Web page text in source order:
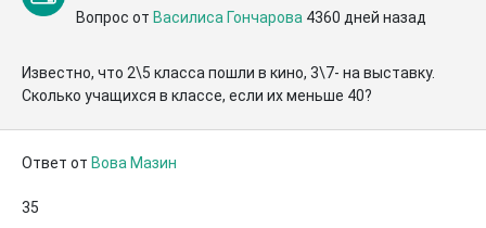
Вопрос от Василиса Гончарова 4360 дней назад
Известно, что 2\5 класса пошли в кино, 3\7- на выставку.
Сколько учащихся в классе, если их меньше 40?
Ответ от Вова Мазин
35